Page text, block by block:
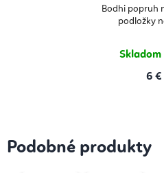
Bodhi popruh
podložky
Skladom
6 €
Podobné produkty